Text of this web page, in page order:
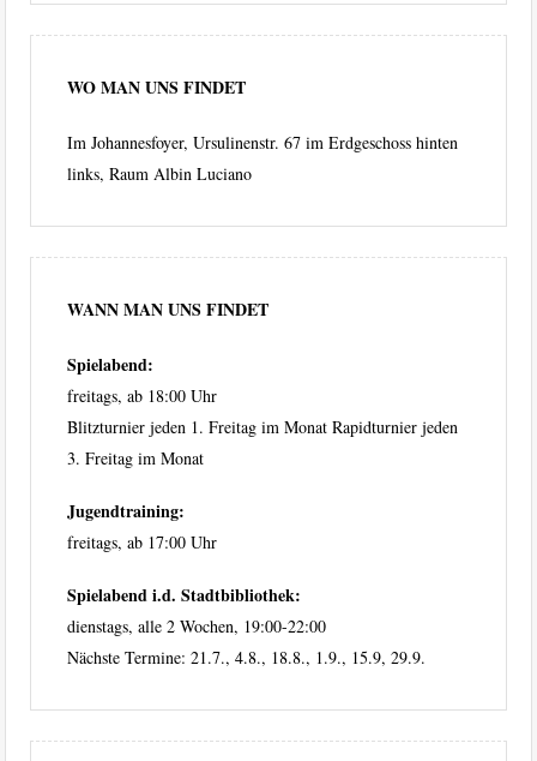
WO MAN UNS FINDET
Im Johannesfoyer, Ursulinenstr. 67 im Erdgeschoss hinten
links, Raum Albin Luciano
WANN MAN UNS FINDET
Spielabend:
freitags, ab 18:00 Uhr
Blitzturnier jeden 1. Freitag im Monat Rapidturnier jeden
3. Freitag im Monat
Jugendtraining:
freitags, ab 17:00 Uhr
Spielabend i.d. Stadtbibliothek:
dienstags, alle 2 Wochen, 19:00-22:00
Nächste Termine: 21.7., 4.8., 18.8., 1.9., 15.9, 29.9.